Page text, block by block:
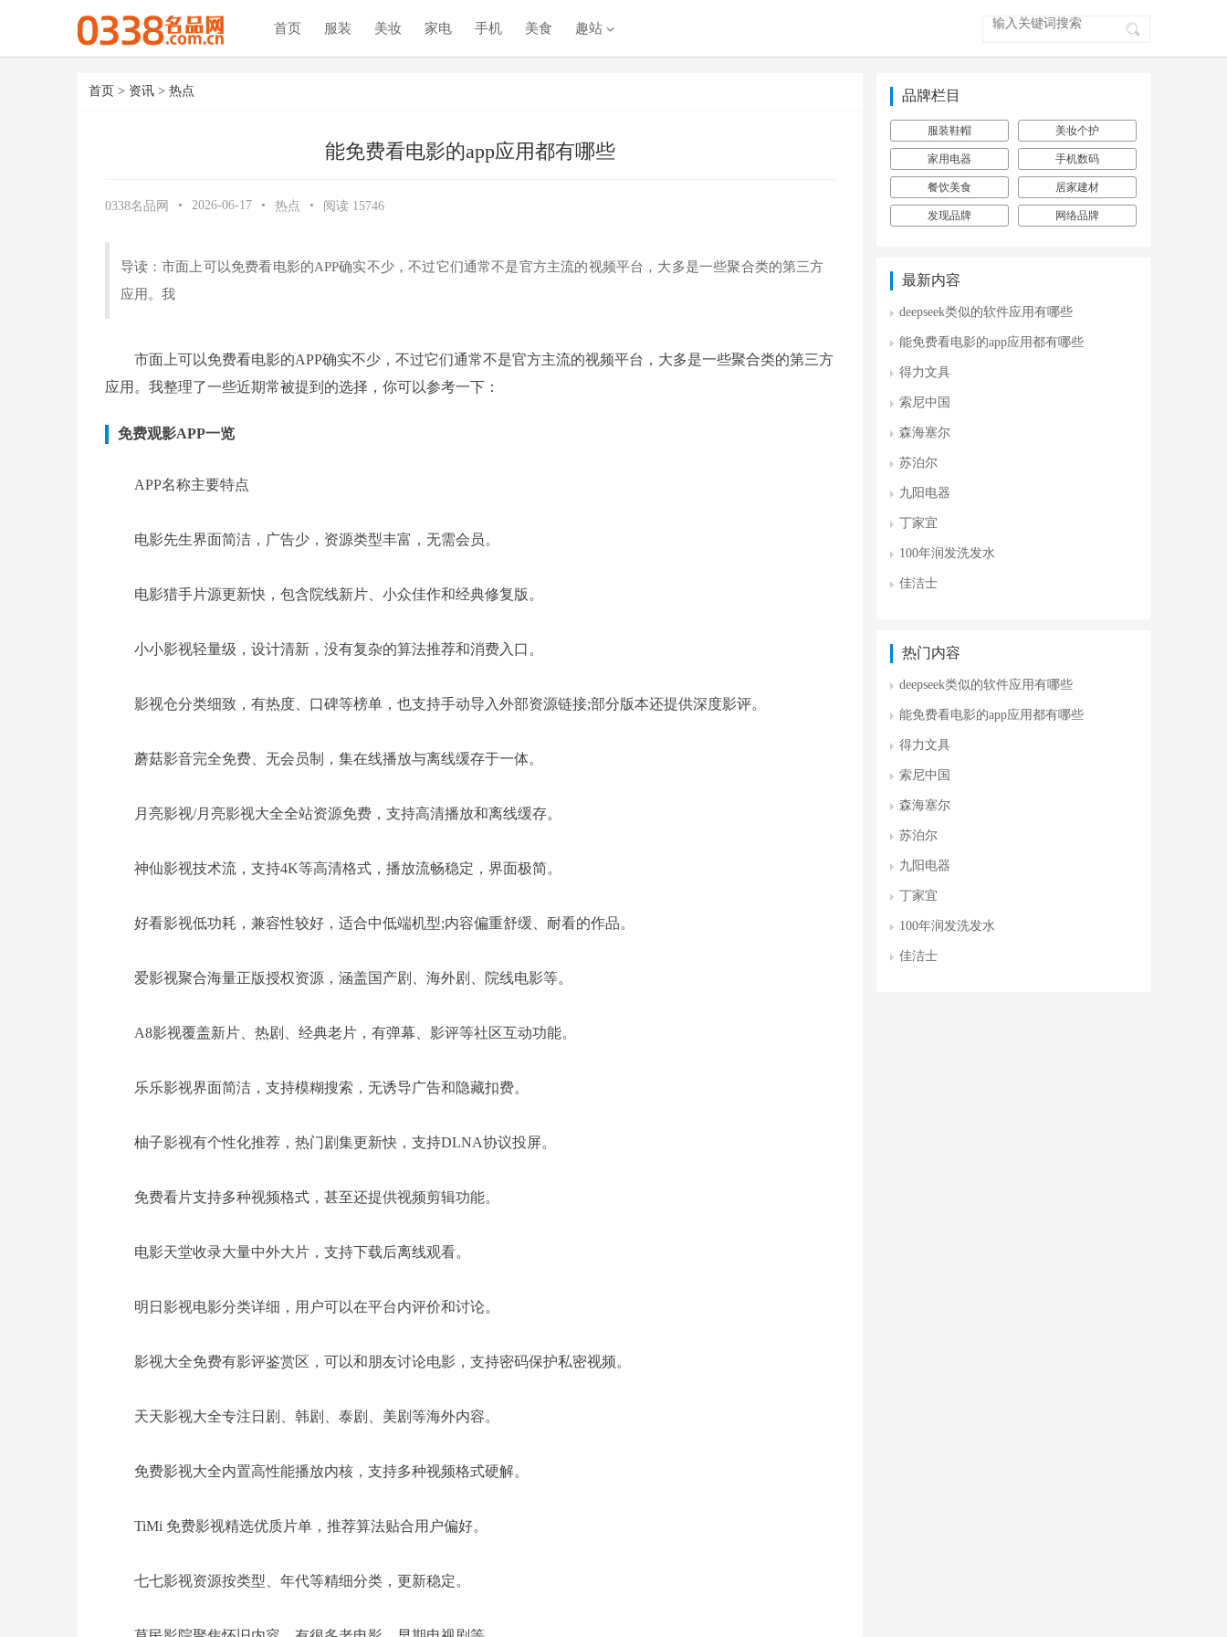
首页 服装 美妆 家电 手机 美食 趣站
首页 > 资讯> 热点
能免费看电影的app应用都有哪些
0338名品网 • 2026-06-17 • 热点 • 阅读 15746
导读：市面上可以免费看电影的APP确实不少，不过它们通常不是官方主流的视频平台，大多是一些聚合类的第三方
应用。我
市面上可以免费看电影的APP确实不少，不过它们通常不是官方主流的视频平台，大多是一些聚合类的第三方
应用。我整理了一些近期常被提到的选择，你可以参考一下：
免费观影APP一览
APP名称主要特点
电影先生界面简洁，广告少，资源类型丰富，无需会员。
电影猎手片源更新快，包含院线新片、小众佳作和经典修复版。
小小影视轻量级，设计清新，没有复杂的算法推荐和消费入口。
影视仓分类细致，有热度、口碑等榜单，也支持手动导入外部资源链接;部分版本还提供深度影评。
蘑菇影音完全免费、无会员制，集在线播放与离线缓存于一体。
月亮影视/月亮影视大全全站资源免费，支持高清播放和离线缓存。
神仙影视技术流，支持4K等高清格式，播放流畅稳定，界面极简。
好看影视低功耗，兼容性较好，适合中低端机型;内容偏重舒缓、耐看的作品。
爱影视聚合海量正版授权资源，涵盖国产剧、海外剧、院线电影等。
A8影视覆盖新片、热剧、经典老片，有弹幕、影评等社区互动功能。
乐乐影视界面简洁，支持模糊搜索，无诱导广告和隐藏扣费。
柚子影视有个性化推荐，热门剧集更新快，支持DLNA协议投屏。
免费看片支持多种视频格式，甚至还提供视频剪辑功能。
电影天堂收录大量中外大片，支持下载后离线观看。
明日影视电影分类详细，用户可以在平台内评价和讨论。
影视大全免费有影评鉴赏区，可以和朋友讨论电影，支持密码保护私密视频。
天天影视大全专注日剧、韩剧、泰剧、美剧等海外内容。
免费影视大全内置高性能播放内核，支持多种视频格式硬解。
TiMi 免费影视精选优质片单，推荐算法贴合用户偏好。
七七影视资源按类型、年代等精细分类，更新稳定。
品牌栏目
服装鞋帽 美妆个护
家用电器 手机数码
餐饮美食 居家建材
发现品牌 网络品牌
最新内容
deepseek类似的软件应用有哪些
能免费看电影的app应用都有哪些
得力文具
索尼中国
森海塞尔
苏泊尔
九阳电器
丁家宜
100年润发洗发水
佳洁士
热门内容
deepseek类似的软件应用有哪些
能免费看电影的app应用都有哪些
得力文具
索尼中国
森海塞尔
苏泊尔
九阳电器
丁家宜
100年润发洗发水
佳洁士